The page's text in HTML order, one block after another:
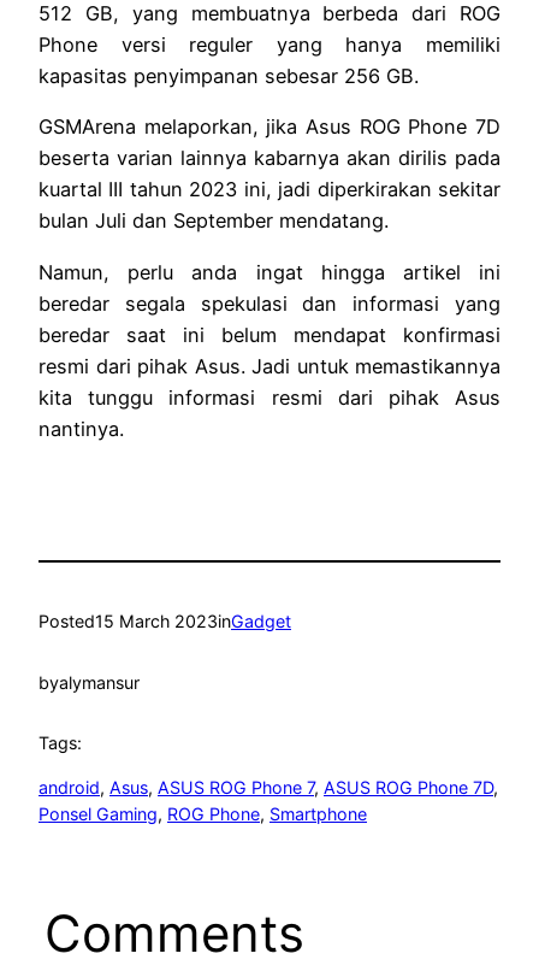
512 GB, yang membuatnya berbeda dari ROG
Phone versi reguler yang hanya memiliki
kapasitas penyimpanan sebesar 256 GB.
GSMArena melaporkan, jika Asus ROG Phone 7D
beserta varian lainnya kabarnya akan dirilis pada
kuartal III tahun 2023 ini, jadi diperkirakan sekitar
bulan Juli dan September mendatang.
Namun, perlu anda ingat hingga artikel ini
beredar segala spekulasi dan informasi yang
beredar saat ini belum mendapat konfirmasi
resmi dari pihak Asus. Jadi untuk memastikannya
kita tunggu informasi resmi dari pihak Asus
nantinya.
Posted15 March 2023inGadget
byalymansur
Tags:
android, Asus, ASUS ROG Phone 7, ASUS ROG Phone 7D
Ponsel Gaming, ROG Phone, Smartphone
Comments